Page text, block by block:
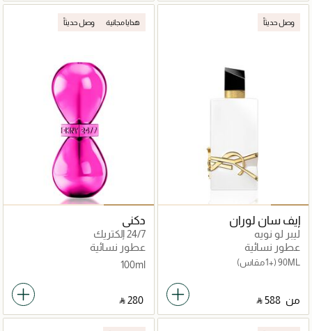
وصل حديثاً
إيف سان لوران
ليبر لو نويه
عطور نسائية
90ML (+1 مقاس)
من ‎ ⃁ ⁦588⁩ ‎
هدايا مجانية وصل حديثاً
دكني
24/7 إلكتريك
عطور نسائية
100ml
‎ ⃁ ⁦280⁩ ‎